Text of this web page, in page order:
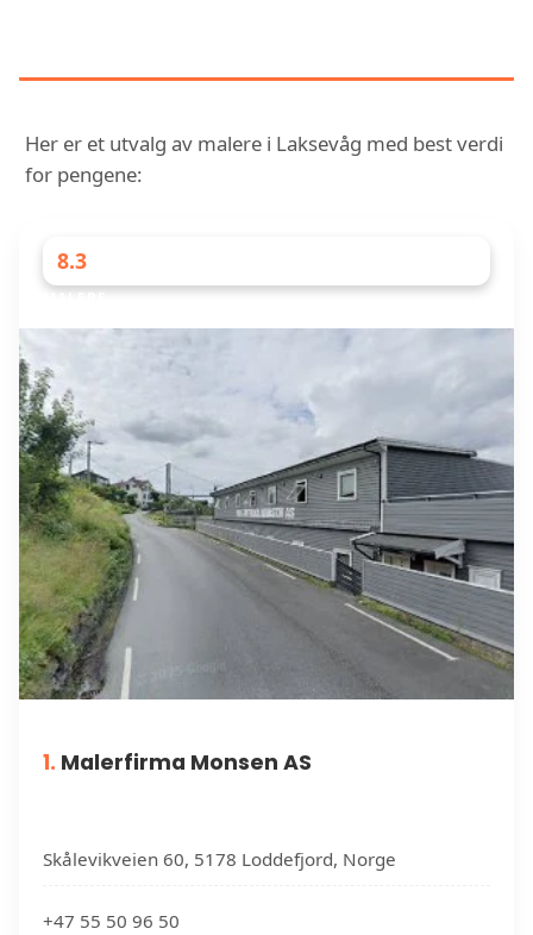
Her er et utvalg av malere i Laksevåg med best verdi
for pengene:
8.3
1. Malerfirma Monsen AS
Skålevikveien 60, 5178 Loddefjord, Norge
+47 55 50 96 50